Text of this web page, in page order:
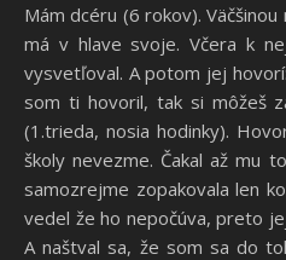
Mám dcéru (6 rokov). Väčšinou nepočúva čo jej kto hovorí a
má v hlave svoje. Včera k
vysvetľoval. A potom jej
som ti hovoril, tak si môžeš
(1.trieda, nosia hodinky).
školy nevezme. Čakal až mu
samozrejme zopakovala len
vedel že ho nepočúva, preto
A naštval sa, že som sa do